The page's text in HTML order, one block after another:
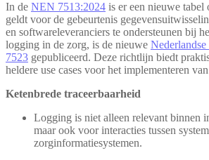
In de NEN 7513:2024 is er een nieuwe
geldt voor de gebeurtenis
en softwareleveranciers te ondersteunen bij
logging in de zorg, is de nieuwe
7523 gepubliceerd. Deze richtlijn biedt
heldere use cases voor het implementeren
Ketenbrede traceerbaarheid
Logging is niet alleen relevant binnen
maar ook voor interacties tussen
zorginformatiesystemen.